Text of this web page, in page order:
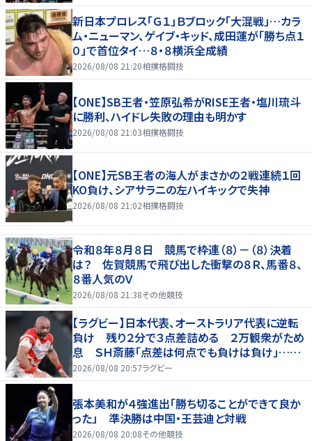
新日本プロレス「Ｇ１」Ｂブロック「大混戦」…カラ
ム・ニューマン、ゲイブ・キッド、成田蓮が「勝ち点１
０」で首位タイ…８・８横浜全成績
2026/08/08 21:20相撲格闘技
【ONE】SB王者・笠原弘希がRISE王者・塩川琉斗
に勝利、ハイドレ失敗の理由も明かす
2026/08/08 21:03相撲格闘技
【ONE】元SB王者の海人がまさかの２戦連続１回
KO負け、シアサラニの左ハイキックで失神
2026/08/08 21:02相撲格闘技
令和８年８月８日 競馬で枠連（８）－（８）決着
は？ 佐賀競馬で飛び出した衝撃の８Ｒ、馬番８、
８番人気のＶ
2026/08/08 21:38その他競技
【ラグビー】日本代表、オーストラリア代表に逆転
負け 残り２分で３点差詰める ２万観衆がため
息 ＳＨ斎藤「点差は何点でも負けは負け」…前
半にＳＯ伊藤龍が先制トライ、３２ー３５で惜敗
2026/08/08 20:57ラグビー
張本美和が４強進出「勝ち切ることができて良か
った」 準決勝は中国・王芸迪と対戦
2026/08/08 20:08その他競技